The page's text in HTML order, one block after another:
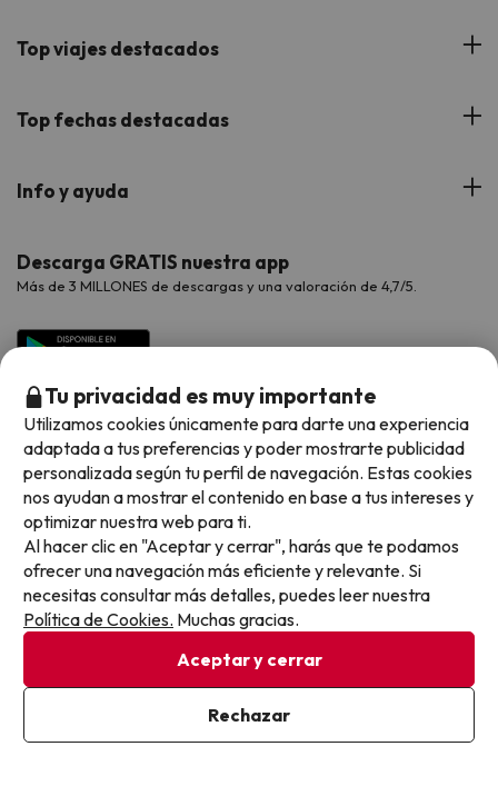
Buscounchollo en los medios
Proveedores
Viajes para grupos
Hoteles Andalucía
Hoteles Cataluña
Hoteles Galicia
Top viajes destacados
Viajes con Niños
Viajes de Novios
Chollos con Todo Incluido
Chollos en la playa
Chollos con Vuelo Incluido
Hoteles con toboganes
Selección de la Newsletter
Los favoritos de nuestros clientes
Top fechas destacadas
Verano
Vacaciones en Agosto
Vacaciones en Noviembre
Info y ayuda
Contáctanos
Preguntas frecuentes
Descarga GRATIS nuestra app
Más de 3 MILLONES de descargas y una valoración de 4,7/5.
Métodos de pago disponibles
Condiciones generales
Privacidad datos
Tu privacidad es muy importante
Utilizamos cookies únicamente para darte una experiencia
adaptada a tus preferencias y poder mostrarte publicidad
personalizada según tu perfil de navegación. Estas cookies
nos ayudan a mostrar el contenido en base a tus intereses y
optimizar nuestra web para ti.
Al hacer clic en "Aceptar y cerrar", harás que te podamos
ofrecer una navegación más eficiente y relevante. Si
necesitas consultar más detalles, puedes leer nuestra
Política de Cookies. Muchas gracias.
Aceptar y cerrar
Rechazar